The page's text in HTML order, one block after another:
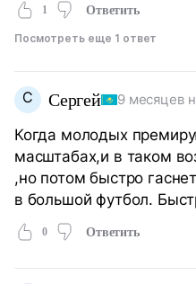
1 Ответить
Посмотреть еще 1 ответ
С Сергей 9 месяцев
Когда молодых
масштабах,и в таком
,но потом быстро
в большой футбол.
0 Ответить